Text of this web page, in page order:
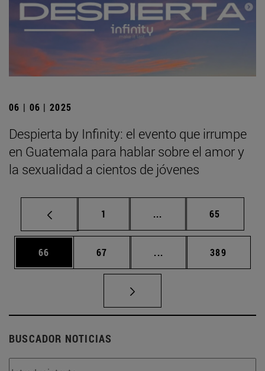
06 | 06 | 2025
Despierta by Infinity: el evento que irrumpe
en Guatemala para hablar sobre el amor y
la sexualidad a cientos de jóvenes
Página
1 ... Páginas intermedias
Página
65
Página
66 Página
67 ... Páginas intermedias
Página
389
BUSCADOR NOTICIAS